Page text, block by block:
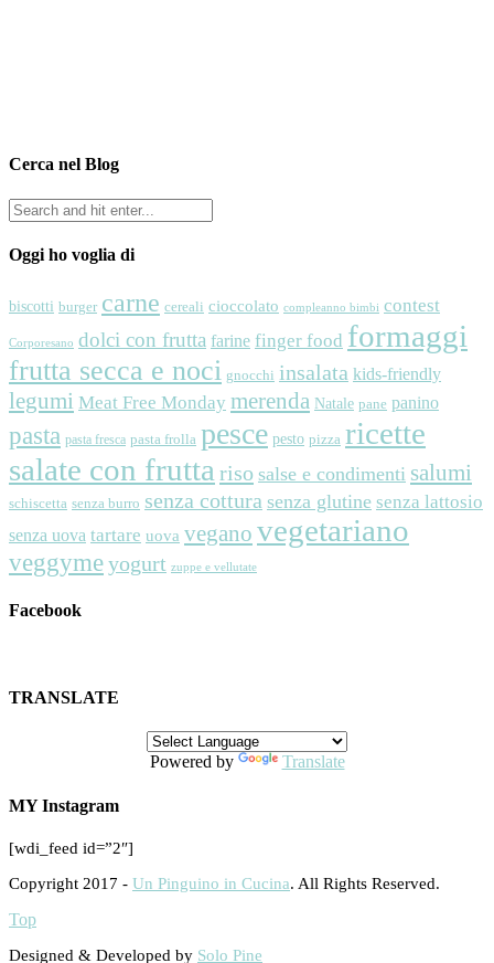
Cerca nel Blog
Oggi ho voglia di
biscotti burger carne cereali cioccolato compleanno bimbi contest
Corporesano dolci con frutta farine finger food formaggi
frutta secca e noci gnocchi insalata kids-friendly
legumi Meat Free Monday merenda Natale pane panino
pasta pasta fresca pasta frolla pesce pesto pizza ricette
salate con frutta riso salse e condimenti salumi
schiscetta senza burro senza cottura senza glutine senza lattosio
senza uova tartare uova vegano vegetariano
veggymeyogurt zuppe e vellutate
Facebook
TRANSLATE
Powered by Translate
MY Instagram
[wdi_feed id=”2″]
Copyright 2017 - Un Pinguino in Cucina. All Rights Reserved.
Top
Designed & Developed by Solo Pine